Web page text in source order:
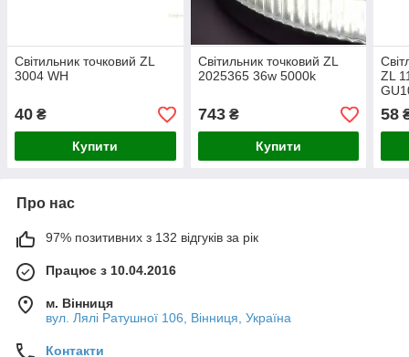
Світильник точковий ZL
3004 WH
40 ₴
Купити
Світильник точковий ZL
2025365 36w 5000k
743₴
Купити
ZL
58
Про нас
97% позитивних з 132 відгуків за рік
Працює з 10.04.2016
м. Вінниця
вул. Лялі Ратушної 106, Вінниця, Україна
Контакти